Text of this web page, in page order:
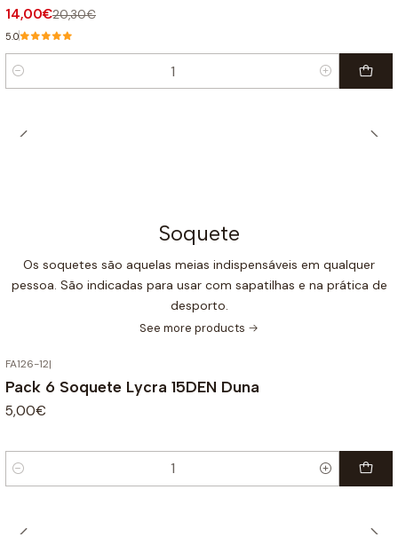
14,00€20,30€
5.0
Quantity
Soquete
Os soquetes são aquelas meias indispensáveis em qualquer
pessoa. São indicadas para usar com sapatilhas e na prática de
desporto.
See more products
FA126-12|
Pack 6 Soquete Lycra 15DEN Duna
5,00€
Quantity